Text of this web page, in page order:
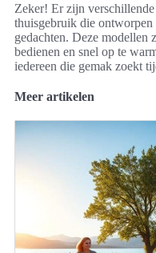
Zeker! Er zijn
thuisgebruik die
gedachten. Deze modellen
bedienen en snel op te
iedereen die gemak zoekt
Meer artikelen